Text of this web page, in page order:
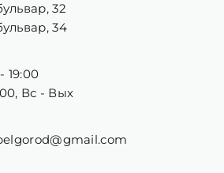
32
34
19:00
Вс - Вых